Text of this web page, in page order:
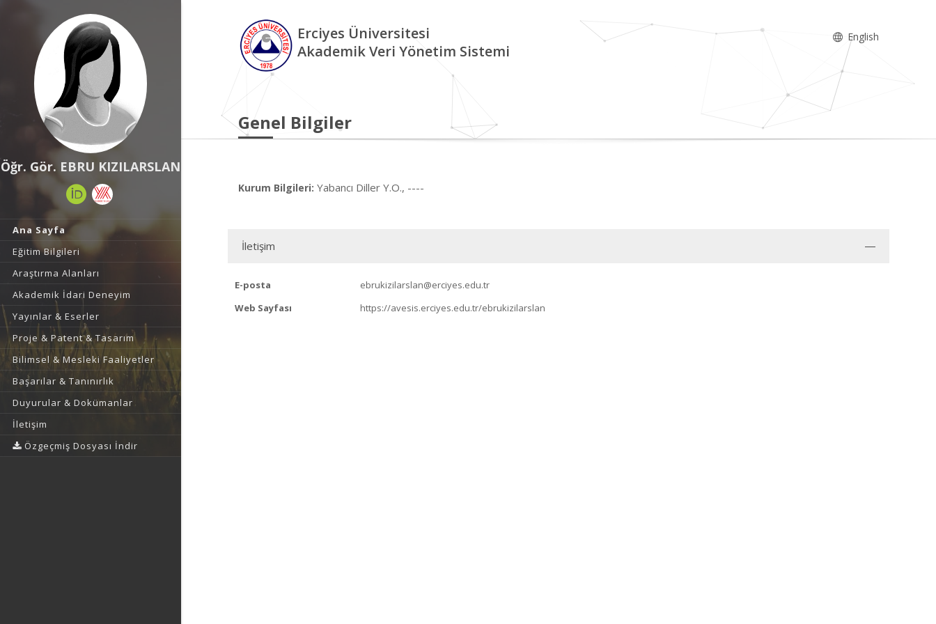
Öğr. Gör. EBRU KIZILARSLAN
Ana Sayfa
Eğitim Bilgileri
Araştırma Alanları
Akademik İdari Deneyim
Yayınlar & Eserler
Proje & Patent & Tasarım
Bilimsel & Mesleki Faaliyetler
Başarılar & Tanınırlık
Duyurular & Dokümanlar
İletişim
Özgeçmiş Dosyası İndir
Erciyes Üniversitesi
Akademik Veri Yönetim Sistemi
English
Genel Bilgiler
Kurum Bilgileri: Yabancı Diller Y.O., ----
İletişim
E-posta
ebrukizilarslan@erciyes.edu.tr
Web Sayfası
https://avesis.erciyes.edu.tr/ebrukizilarslan